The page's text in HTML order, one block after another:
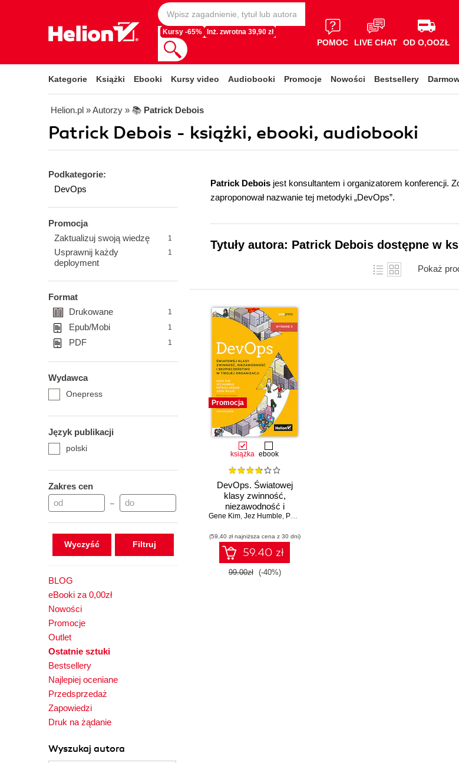
Kursy -65% Inż. zwrotna 39,90 zł
POMOC LIVE CHAT OD O,OOZŁ
Kategorie Książki Ebooki Kursy video Audiobooki Promocje Nowości Bestsellery
Helion.pl » Autorzy » 📚 Patrick Debois
Patrick Debois - książki, ebooki, audiobooki
Podkategorie:
DevOps
Promocja
Zaktualizuj swoją wiedzę
1
Usprawnij każdy
deployment
1
Format
Drukowane
1
Epub/Mobi 1
PDF 1
Wydawca
Onepress
Język publikacji
polski
Zakres cen
–
Wyczyść
BLOG
eBooki za 0,00zł
Nowości
Promocje
Outlet
Ostatnie sztuki
Bestsellery
Najlepiej oceniane
Przedsprzedaż
Zapowiedzi
Druk na żądanie
Wyszukaj autora
Patrick Debois jest konsultantem i organizatorem konferencji.
zaproponował nazwanie tej metodyki „DevOps”.
Tytuły autora: Patrick Debois dostępne w
Pokaż
Promocja
książka ebook
DevOps. Światowej
klasy zwinność,
niezawodność i
bezpieczeństwo w
Wydanie II
Gene Kim, Jez Humble, Patrick Debois
(59,40 zł najniższa cena z 30 dni)
59.40 zł
99.00zł (-40%)